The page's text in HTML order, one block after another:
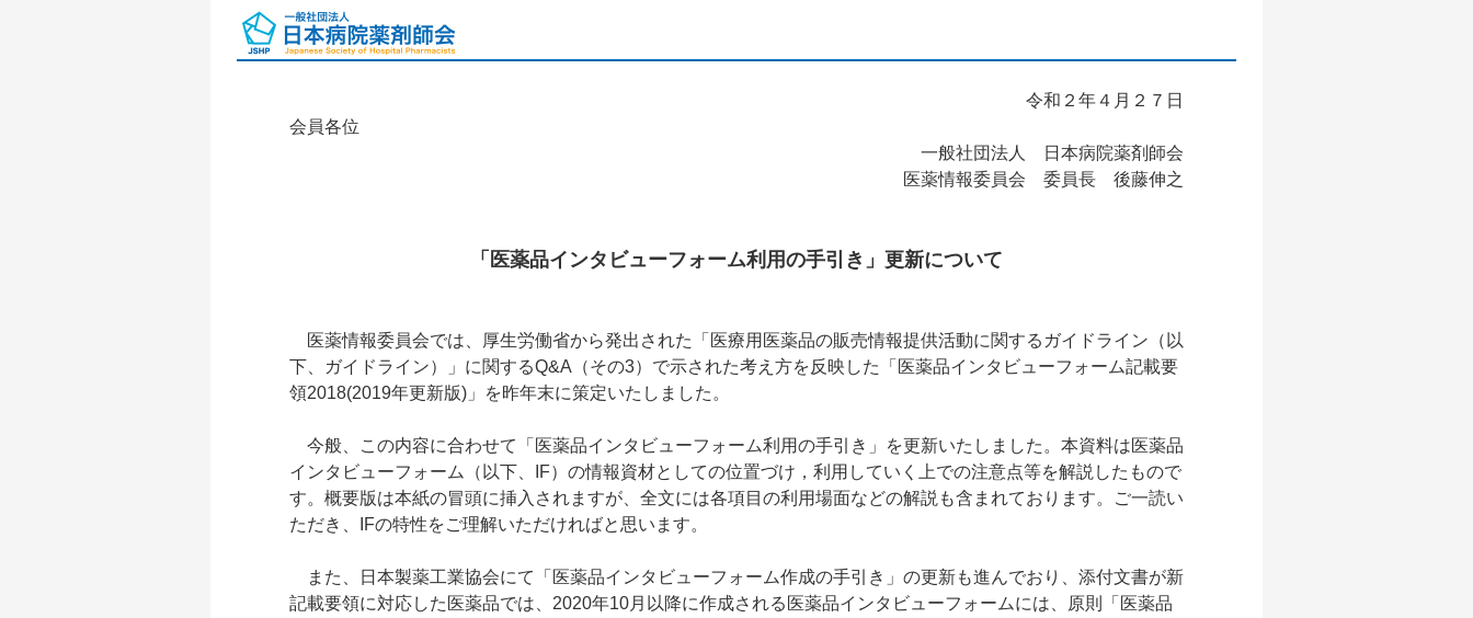
令和２年４月２７日
会員各位
一般社団法人 日本病院薬剤師会
医薬情報委員会 委員長 後藤伸之
「医薬品インタビューフォーム利用の手引き」更新について
医薬情報委員会では、厚生労働省から発出された「医療用医薬品の販売情報提供活動に関するガイドライン（以
下、ガイドライン）」に関するQ&A（その3）で示された考え方を反映した「医薬品インタビューフォーム記載要
領2018(2019年更新版)」を昨年末に策定いたしました。
今般、この内容に合わせて「医薬品インタビューフォーム利用の手引き」を更新いたしました。本資料は医薬品
インタビューフォーム（以下、IF）の情報資材としての位置づけ，利用していく上での注意点等を解説したもので
す。概要版は本紙の冒頭に挿入されますが、全文には各項目の利用場面などの解説も含まれております。ご一読い
ただき、IFの特性をご理解いただければと思います。
また、日本製薬工業協会にて「医薬品インタビューフォーム作成の手引き」の更新も進んでおり、添付文書が新
記載要領に対応した医薬品では、2020年10月以降に作成される医薬品インタビューフォームには、原則「医薬品